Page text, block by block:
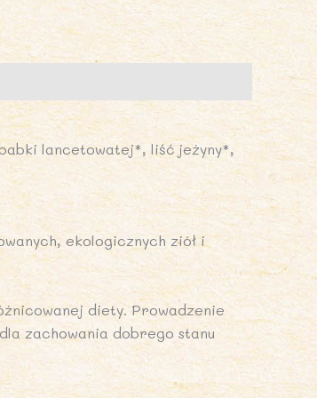
lancetowatej*, liść jeżyny*,
ekologicznych ziół i
diety. Prowadzenie
zachowania dobrego stanu